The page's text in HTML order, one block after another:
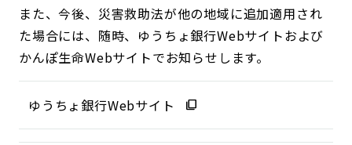
また、今後、災害救助法が他の地域に追加適用され
た場合には、随時、ゆうちょ銀行Webサイトおよび
かんぽ生命Webサイトでお知らせします。
ゆうちょ銀行Webサイト